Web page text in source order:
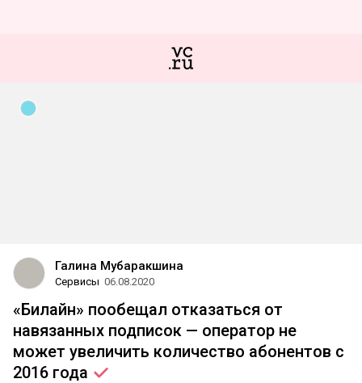
Галина Мубаракшина
Сервисы 06.08.2020
«Билайн» пообещал отказаться от
навязанных подписок — оператор не
может увеличить количество абонентов с
2016 года